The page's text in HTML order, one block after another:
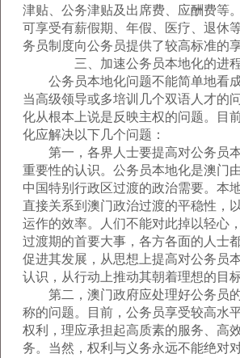
津贴、公务津贴及出席费、应酬费等
可享受有薪假期、年假、医疗、退休
务员制度向公务员提供了较高标准的
三、加速公务员本地化的进
公务员本地化问题不能简单地看成
当高级领导或多培训几个双语人才的
化从根本上说是反映主权的问题。目
化应解决以下几个问题：
第一，各界人士要提高对公务员本
重要性的认识。公务员本地化是澳门
中国特别行政区过渡的政治需要。本
直接关系到澳门政治过渡的平稳性，
运作的效率。人们不能对此掉以轻心
过渡期的首要大事，各方各面的人士
促进其发展，从思想上提高对公务员
认识，从行动上推动其朝着理想的目标
第二，澳门政府应处理好公务员
称的问题。目前，公务员享受较高水
权利，理应承担起高质素的服务、高
务。当然，权利与义务永远不能绝对